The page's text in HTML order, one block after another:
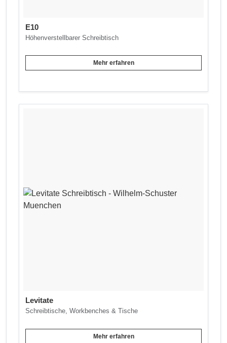
E10
Höhenverstellbarer Schreibtisch
Mehr erfahren
Levitate
Schreibtische, Workbenches & Tische
Mehr erfahren